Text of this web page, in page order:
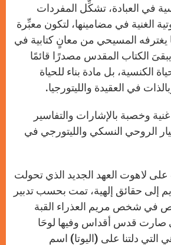
في العبادة، تشكِّل المفردات
الغنية في مضامينها، لتكون معبِّرة
يغترفه المسيحي من معانٍ كتابية في
يبقىَ الكتاب المقدس مصدرًا قائمًا
الكنسية، بل مادة بناء للحياة
في العقيدة والليتورجيا.
وخصبة بالإشارات والتفاسير
الروحي النسكي والليتورجي في
على لاهوت العهد الجديد الذي تحولت
إلى حقائق إلهية، تمت بحسب تدبير
في شخص مريم العذراء القبة
صارت قدس أقداس وفيها لوحَا
التي دلتنا على (اليوتا) اسم